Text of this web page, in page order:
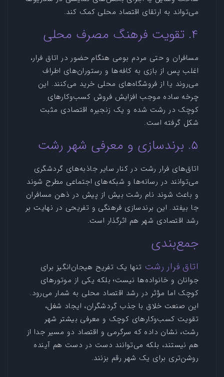
می‌تواند به ارتقای اقتصاد محلی کمک کند.
۴. تقویت فرهنگ مصرف محلی
مسافران و حتی مردم بومی هنگام حضور در اتاق فرار،
اغلب پس از بازی به کافه‌ها و رستوران‌های اطراف
می‌روند یا از فروشگاه‌های محلی خرید می‌کنند. این
چرخه ساده موجب افزایش فروش کسب‌وکارهای
کوچک در رشت شده و یک زنجیره اقتصادی مثبت
شکل گرفته است.
۵. برندسازی و معرفی شهر رشت
اتاق‌های فرار رشت در کنار سایر جاذبه‌های گردشگری
می‌توانند در رسانه‌ها و شبکه‌های اجتماعی مطرح شوند
و باعث شوند نام رشت بیش از پیش در ذهن مسافران
جا بیفتد. این برندسازی فرهنگی و تفریحی در نهایت بر
رشد اقتصادی شهر هم اثرگذار است.
جمع‌بندی
اتاق فرار رشت تنها یک تفریح هیجان‌انگیز برای
جوانان و خانواده‌ها نیست؛ بلکه یکی از موتورهای
کوچک اما مؤثر در رشد اقتصاد محلی به شمار می‌رود.
این صنعت خلاق با جذب گردشگران، ایجاد شغل،
تقویت کسب‌وکارهای کوچک و معرفی بیشتر شهر
رشت، نشان داده که سرگرمی و اقتصاد دو مسیر جدا از
هم نیستند، بلکه می‌توانند دست در دست هم آینده
روشن‌تری برای یک شهر رقم بزنند.